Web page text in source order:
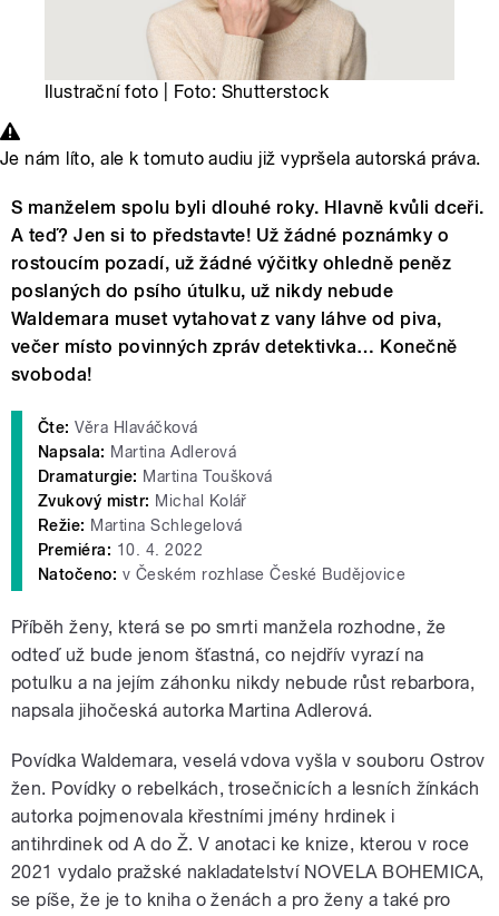
Ilustrační foto | Foto: Shutterstock
Je nám líto, ale k tomuto audiu již vypršela autorská práva.
S manželem spolu byli dlouhé roky. Hlavně kvůli dceři.
A teď? Jen si to představte! Už žádné poznámky o
rostoucím pozadí, už žádné výčitky ohledně peněz
poslaných do psího útulku, už nikdy nebude
Waldemara muset vytahovat z vany láhve od piva,
večer místo povinných zpráv detektivka… Konečně
svoboda!
Čte: Věra Hlaváčková
Napsala: Martina Adlerová
Dramaturgie: Martina Toušková
Zvukový mistr: Michal Kolář
Režie: Martina Schlegelová
Premiéra: 10. 4. 2022
Natočeno: v Českém rozhlase České Budějovice
Příběh ženy, která se po smrti manžela rozhodne, že
odteď už bude jenom šťastná, co nejdřív vyrazí na
potulku a na jejím záhonku nikdy nebude růst rebarbora,
napsala jihočeská autorka Martina Adlerová.
Povídka Waldemara, veselá vdova vyšla v souboru Ostrov
žen. Povídky o rebelkách, trosečnicích a lesních žínkách
autorka pojmenovala křestními jmény hrdinek i
antihrdinek od A do Ž. V anotaci ke knize, kterou v roce
2021 vydalo pražské nakladatelství NOVELA BOHEMICA,
se píše, že je to kniha o ženách a pro ženy a také pro